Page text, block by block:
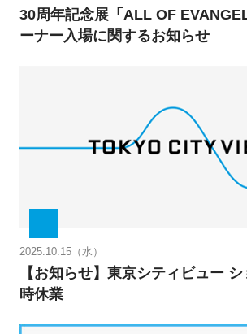
30周年記念展「ALL OF
ーナー入場に関するお知らせ
2025.10.15（水）
【お知らせ】東京シティビュー
時休業